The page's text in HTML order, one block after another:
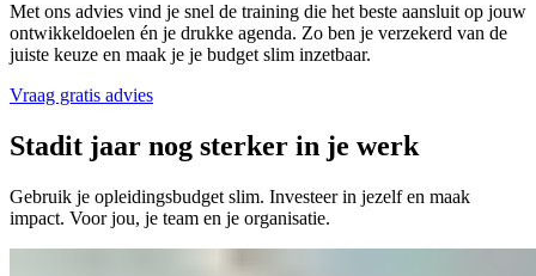
Met ons advies vind je snel de training die het beste aansluit op jouw
ontwikkeldoelen én je drukke agenda. Zo ben je verzekerd van de
juiste keuze en maak je je budget slim inzetbaar.
Vraag gratis advies
Stadit jaar nog sterker in je werk
Gebruik je opleidingsbudget slim. Investeer in jezelf en maak
impact. Voor jou, je team en je organisatie.